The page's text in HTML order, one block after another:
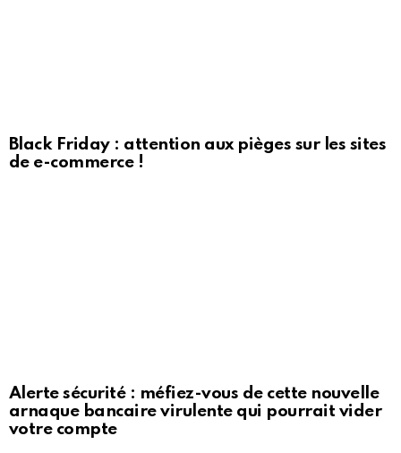
Black Friday : attention aux pièges sur les sites
de e-commerce !
Alerte sécurité : méfiez-vous de cette nouvelle
arnaque bancaire virulente qui pourrait vider
votre compte